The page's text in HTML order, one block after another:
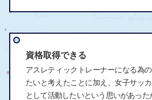
資格取得できる
アスレティックトレーナーになる為
たいと考えたことに加え、女子サッ
として活動したいという思いがあった